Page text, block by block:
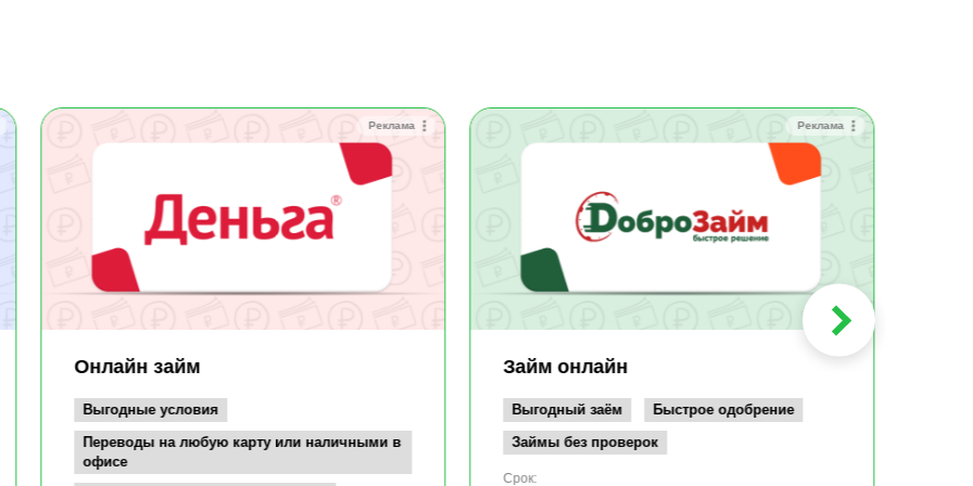
Реклама
Онлайн займ
Выгодные условия
Переводы на любую карту или наличными в
офисе
Реклама
Займ онлайн
Выгодный заём
Быстрое одобрение
Займы без проверок
Срок: